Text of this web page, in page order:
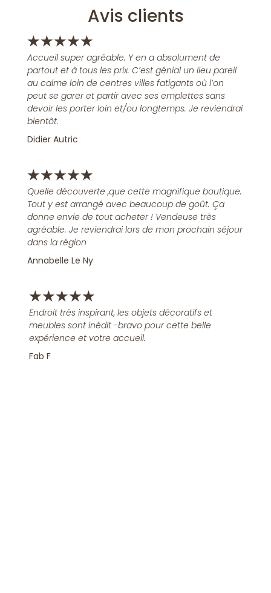
Avis clients
★★★★★
Accueil super agréable. Y en a absolument de
partout et à tous les prix. C’est génial un lieu pareil
au calme loin de centres villes fatigants où l’on
peut se garer et partir avec ses emplettes sans
devoir les porter loin et/ou longtemps. Je reviendrai
bientôt.
Didier Autric
★★★★★
Quelle découverte ,que cette magnifique boutique.
Tout y est arrangé avec beaucoup de goût. Ça
donne envie de tout acheter ! Vendeuse très
agréable. Je reviendrai lors de mon prochain séjour
dans la région
Annabelle Le Ny
★★★★★
Endroit très inspirant, les objets décoratifs et
meubles sont inédit -bravo pour cette belle
expérience et votre accueil.
Fab F